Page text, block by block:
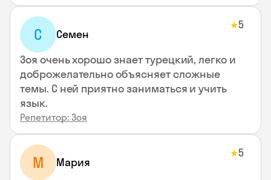
С Семен
★5
Зоя очень хорошо знает турецкий, легко и
доброжелательно объясняет сложные
темы. С ней приятно заниматься и учить
язык.
Репетитор: Зоя
М Мария
★5